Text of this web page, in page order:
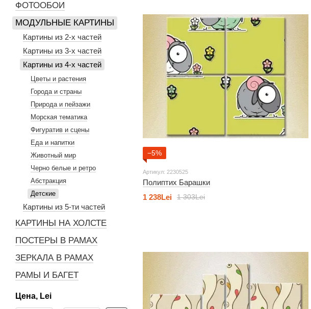
−5%
Артикул: 2230525
Полиптих Барашки
1 303Lei
1 238Lei
ФОТООБОИ
МОДУЛЬНЫЕ КАРТИНЫ
Картины из 2-х частей
Картины из 3-х частей
Картины из 4-х частей
Цветы и растения
Города и страны
Природа и пейзажи
Морская тематика
Фигуратив и сцены
Еда и напитки
Животный мир
Черно белые и ретро
Абстракция
Детские
Картины из 5-ти частей
КАРТИНЫ НА ХОЛСТЕ
ПОСТЕРЫ В РАМАХ
ЗЕРКАЛА В РАМАХ
РАМЫ И БАГЕТ
Цена, Lei